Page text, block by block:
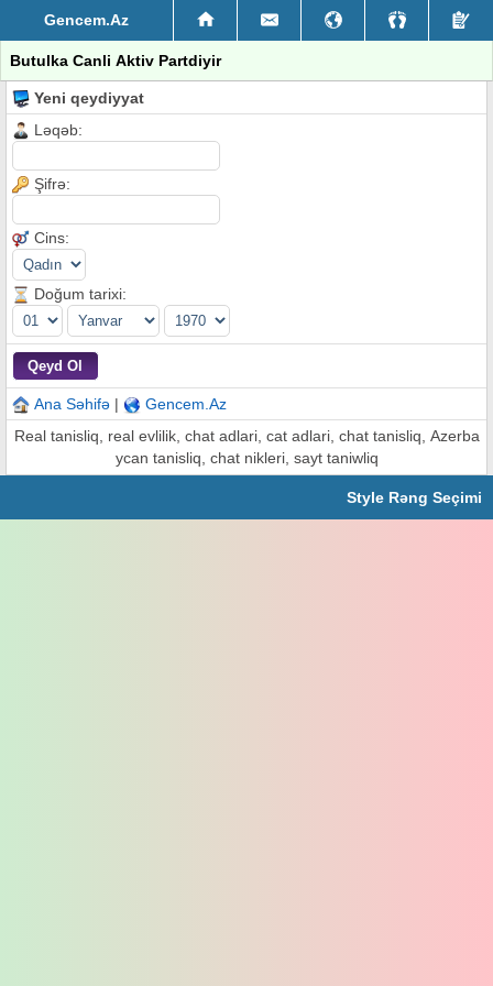
Gencem.Az
Butulka Canli Aktiv Partdiyir
Yeni qeydiyyat
Ləqəb:
Şifrə:
Cins:
Doğum tarixi:
Ana Səhifə |
Gencem.Az
Real tanisliq, real evlilik, chat adlari, cat adlari, chat tanisliq, Azerba
ycan tanisliq, chat nikleri, sayt taniwliq
Style Rəng Seçimi